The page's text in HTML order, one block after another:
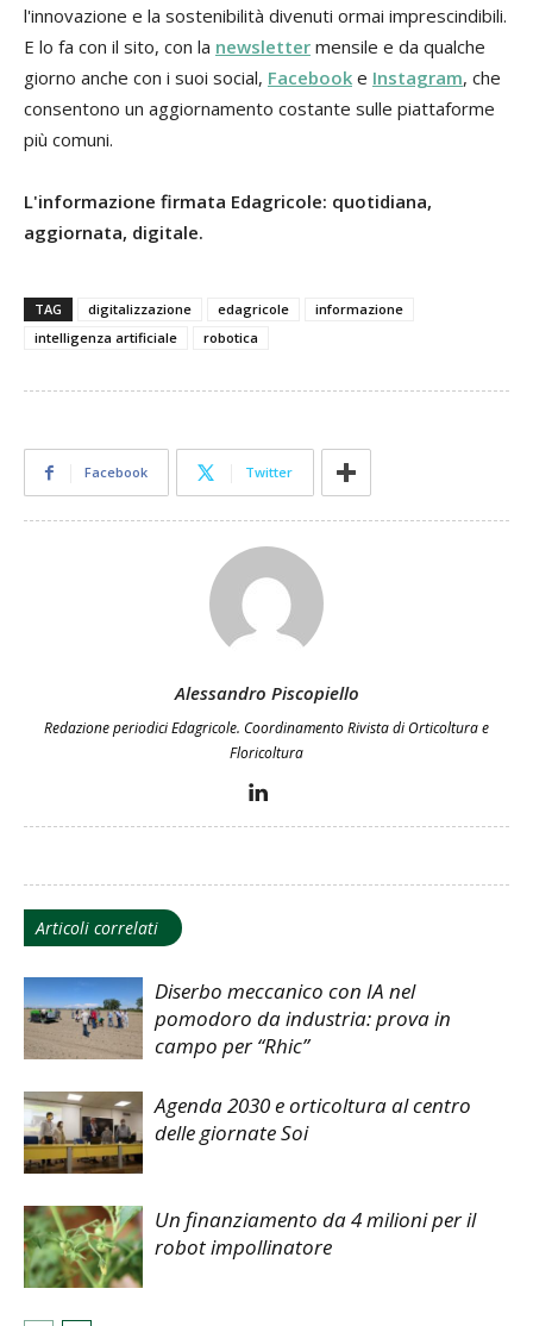
l'innovazione e la sostenibilità divenuti ormai imprescindibili.
E lo fa con il sito, con la newsletter mensile e da qualche
giorno anche con i suoi social, Facebook e Instagram, che
consentono un aggiornamento costante sulle piattaforme
più comuni.
L'informazione firmata Edagricole: quotidiana,
aggiornata, digitale.
TAG digitalizzazione edagricole
informazione
intelligenza artificiale
robotica
Facebook Twitter
Alessandro Piscopiello
Redazione periodici Edagricole. Coordinamento Rivista di Orticoltura e
Floricoltura
Articoli correlati
Diserbo meccanico con IA nel
pomodoro da industria: prova in
campo per “Rhic”
Agenda 2030 e orticoltura al centro
delle giornate Soi
Un finanziamento da 4 milioni per il
robot impollinatore